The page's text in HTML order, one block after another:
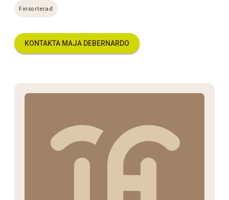
Finsorterad
KONTAKTA MAJA DEBERNARDO